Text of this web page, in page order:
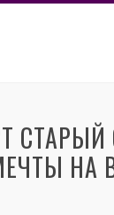
СТАРЫЙ
НА